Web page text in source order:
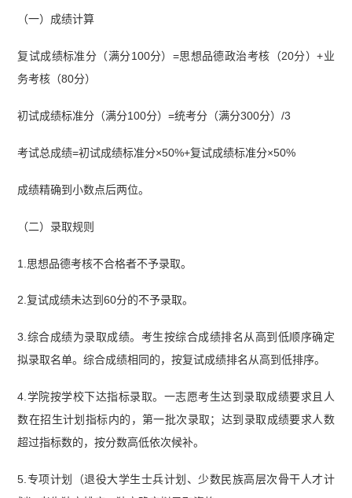
（一）成绩计算
复试成绩标准分（满分100分）=思想品德政治考核（20分）+业
务考核（80分）
初试成绩标准分（满分100分）=统考分（满分300分）/3
考试总成绩=初试成绩标准分×50%+复试成绩标准分×50%
成绩精确到小数点后两位。
（二）录取规则
1.思想品德考核不合格者不予录取。
2.复试成绩未达到60分的不予录取。
3.综合成绩为录取成绩。考生按综合成绩排名从高到低顺序确定
拟录取名单。综合成绩相同的，按复试成绩排名从高到低排序。
4.学院按学校下达指标录取。一志愿考生达到录取成绩要求且人
数在招生计划指标内的，第一批次录取；达到录取成绩要求人数
超过指标数的，按分数高低依次候补。
5.专项计划（退役大学生士兵计划、少数民族高层次骨干人才计